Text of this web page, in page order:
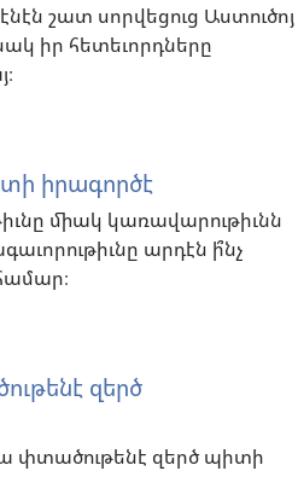
շատ սորվեցուց Աստուծոյ
իր հետեւորդները
իրագործէ
միակ կառավարութիւնն
արդէն ի՞նչ
զերծ
փտածութենէ զերծ պիտի